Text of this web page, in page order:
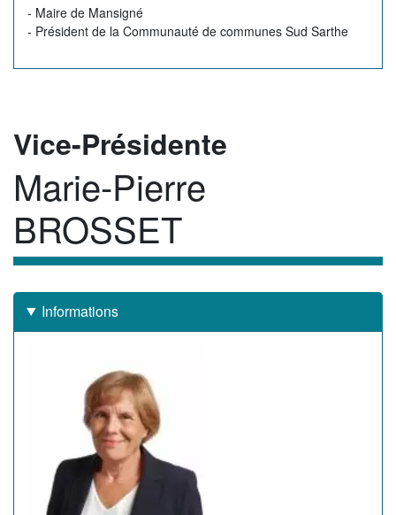
Autre(s)
mandat(s)
- Maire de Mansigné
- Président de la Communauté de communes Sud Sarthe
Rôle
Vice-Présidente
Membre
Marie-Pierre
BROSSET
Informations